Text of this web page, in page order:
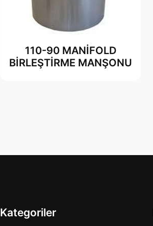
110-90 MANİFOLD
BİRLEŞTİRME MANŞONU
Kategoriler